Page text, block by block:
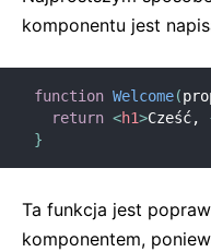
komponentu jest
function Welcome(
return <h1>Cześć,
}
Ta funkcja jest
komponentem,
Integracja z innymi
JSX w szczegółach
Optymalizacja
Portale
Profiler
React bez ES6
React bez JSX
Rekoncyliacja